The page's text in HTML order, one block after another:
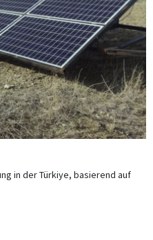
in der Türkiye, basierend auf